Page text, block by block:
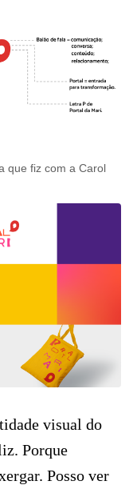
que fiz com a Carol
visual do
Porque
Posso ver